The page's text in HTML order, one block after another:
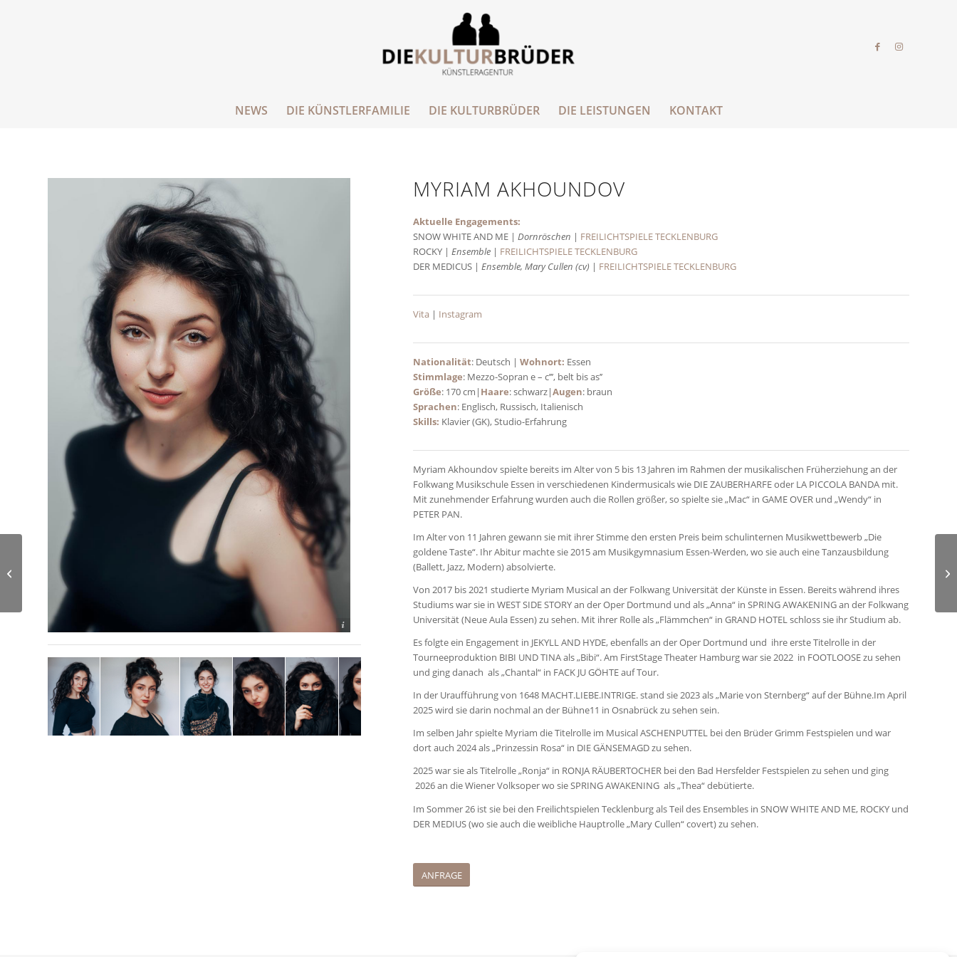
NEWS DIE KÜNSTLERFAMILIE DIE KULTURBRÜDER DIE LEISTUNGEN KONTAKT
MYRIAM AKHOUNDOV
Aktuelle Engagements:
SNOW WHITE AND ME |Dornröschen | FREILICHTSPIELE TECKLENBURG
ROCKY |Ensemble | FREILICHTSPIELE TECKLENBURG
DER MEDICUS |Ensemble, Mary Cullen (cv) | FREILICHTSPIELE TECKLENBURG
Vita | Instagram
Nationalität: Deutsch |Wohnort: Essen
Stimmlage: Mezzo-Sopran e – c’’’, belt bis as’’
Größe: 170 cm| Haare: schwarz|Augen: braun
Sprachen: Englisch, Russisch, Italienisch
Skills: Klavier (GK), Studio-Erfahrung
Myriam Akhoundov spielte bereits im Alter von 5 bis 13 Jahren im Rahmen der musikalischen Früherziehung an der
Folkwang Musikschule Essen in verschiedenen Kindermusicals wie DIE ZAUBERHARFE oder LA PICCOLA BANDA mit.
Mit zunehmender Erfahrung wurden auch die Rollen größer, so spielte sie „Mac“ in GAME OVER und „Wendy“ in
PETER PAN.
Im Alter von 11 Jahren gewann sie mit ihrer Stimme den ersten Preis beim schulinternen Musikwettbewerb „Die
goldene Taste“. Ihr Abitur machte sie 2015 am Musikgymnasium Essen-Werden, wo sie auch eine Tanzausbildung
(Ballett, Jazz, Modern) absolvierte.
Von 2017 bis 2021 studierte Myriam Musical an der Folkwang Universität der Künste in Essen. Bereits während ihres
Studiums war sie in WEST SIDE STORY an der Oper Dortmund und als „Anna“ in SPRING AWAKENING an der Folkwang
Universität (Neue Aula Essen) zu sehen. Mit ihrer Rolle als „Flämmchen“ in GRAND HOTEL schloss sie ihr Studium ab.
Es folgte ein Engagement in JEKYLL AND HYDE, ebenfalls an der Oper Dortmund und ihre erste Titelrolle in der
Tourneeproduktion BIBI UND TINA als „Bibi“. Am FirstStage Theater Hamburg war sie 2022 in FOOTLOOSE zu sehen
und ging danach als „Chantal“ in FACK JU GÖHTE auf Tour.
In der Uraufführung von 1648 MACHT.LIEBE.INTRIGE. stand sie 2023 als „Marie von Sternberg“ auf der Bühne.Im April
2025 wird sie darin nochmal an der Bühne11 in Osnabrück zu sehen sein.
Im selben Jahr spielte Myriam die Titelrolle im Musical ASCHENPUTTEL bei den Brüder Grimm Festspielen und war
dort auch 2024 als „Prinzessin Rosa“ in DIE GÄNSEMAGD zu sehen.
2025 war sie als Titelrolle „Ronja“ in RONJA RÄUBERTOCHER bei den Bad Hersfelder Festspielen zu sehen und ging
2026 an die Wiener Volksoper wo sie SPRING AWAKENING als „Thea“ debütierte.
Im Sommer 26 ist sie bei den Freilichtspielen Tecklenburg als Teil des Ensembles in SNOW WHITE AND ME, ROCKY und
DER MEDIUS (wo sie auch die weibliche Hauptrolle „Mary Cullen“ covert) zu sehen.
ANFRAGE
Masengu Kanyinda